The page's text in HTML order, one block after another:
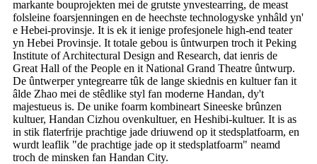
markante bouprojekten mei de grutste ynvestearring, de meast
folsleine foarsjenningen en de heechste technologyske ynhâld yn'
e Hebei-provinsje. It is ek it ienige profesjonele high-end teater
yn Hebei Provinsje. It totale gebou is ûntwurpen troch it Peking
Institute of Architectural Design and Research, dat ienris de
Great Hall of the People en it National Grand Theatre ûntwurp.
De ûntwerper yntegrearre tûk de lange skiednis en kultuer fan it
âlde Zhao mei de stêdlike styl fan moderne Handan, dy't
majestueus is. De unike foarm kombineart Sineeske brûnzen
kultuer, Handan Cizhou ovenkultuer, en Heshibi-kultuer. It is as
in stik flaterfrije prachtige jade driuwend op it stedsplatfoarm, en
wurdt leaflik "de prachtige jade op it stedsplatfoarm" neamd
troch de minsken fan Handan City.